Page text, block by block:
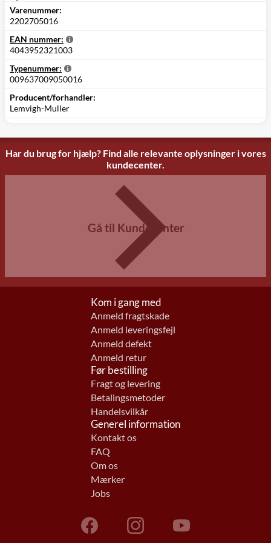
Varenummer:
2202705016
EAN nummer:
4043952321003
Typenummer:
009637009050016
Producent/forhandler:
Lemvigh-Muller
Har du brug for hjælp? Find alle relevante oplysninger i vores
kundecenter.
Gå til Kundecenter
Kom i gang med
Anmeld fragtskade
Anmeld leveringsfejl
Anmeld defekt
Anmeld retur
Før bestilling
Fragt og levering
Betalingsmetoder
Handelsvilkår
Generel information
Kontakt os
FAQ
Om os
Mærker
Jobs